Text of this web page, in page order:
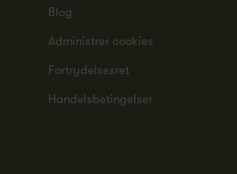
Blog
Administrer cookies
Fortrydelsesret
Handelsbetingelser